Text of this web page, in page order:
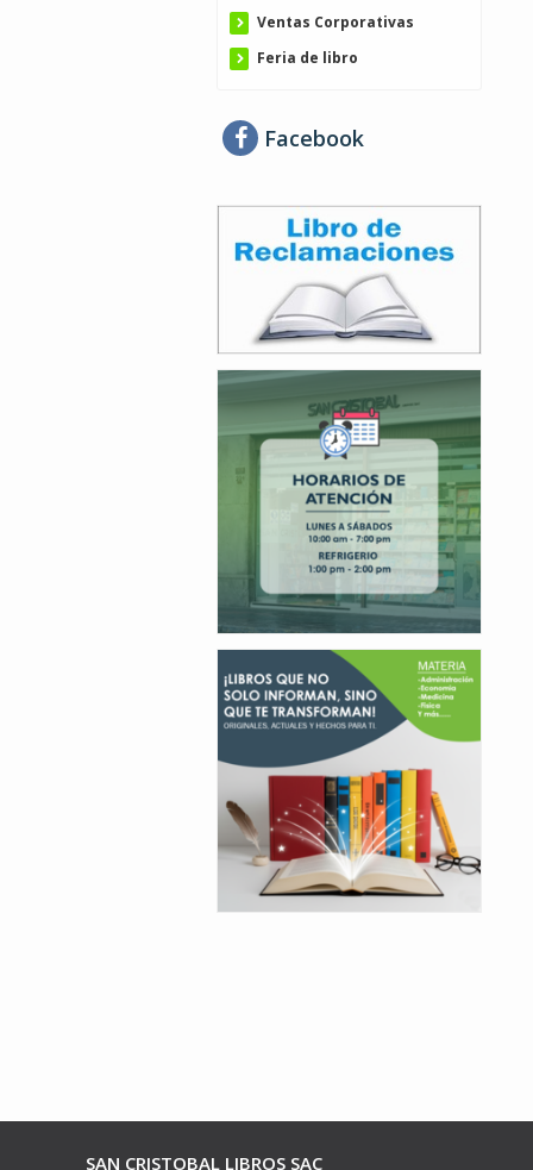
Ventas Corporativas
Feria de libro
Facebook
SAN CRISTOBAL LIBROS SAC